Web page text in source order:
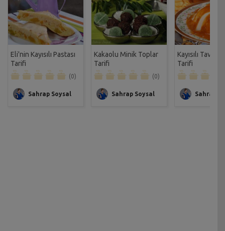
Eli'nin Kayısılı Pastası
Tarifi
(0)
Sahrap Soysal
Kakaolu Minik Toplar
Tarifi
(0)
Sahrap Soysal
Kayısılı
Tarifi
Sahrap